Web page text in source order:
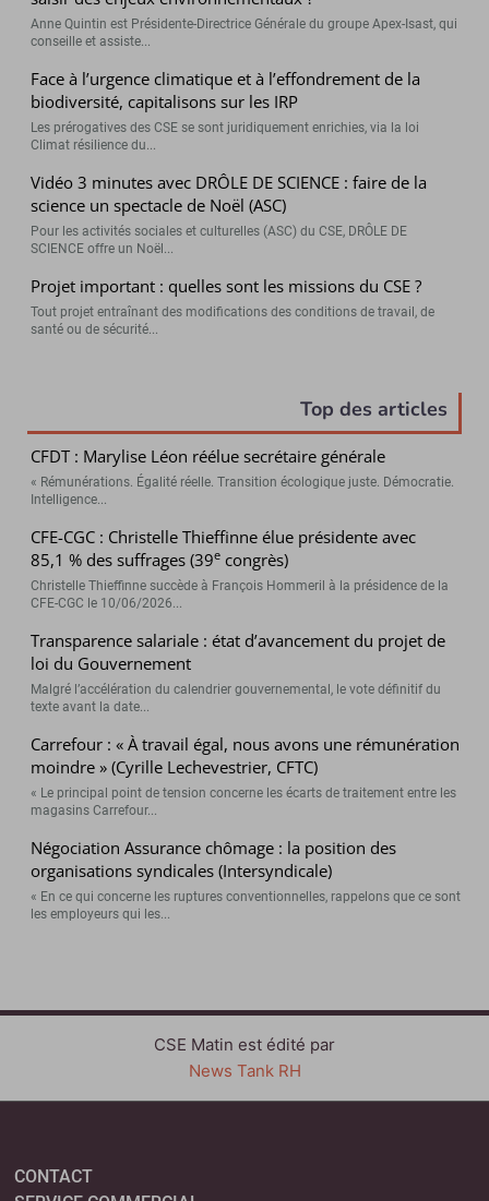
Anne Quintin est Présidente-Directrice Générale du groupe Apex-Isast, qui
conseille et assiste...
Face à l’urgence climatique et à l’effondrement de la
biodiversité, capitalisons sur les IRP
Les prérogatives des CSE se sont juridiquement enrichies, via la loi
Climat résilience du...
Vidéo 3 minutes avec DRÔLE DE SCIENCE : faire de la
science un spectacle de Noël (ASC)
Pour les activités sociales et culturelles (ASC) du CSE, DRÔLE DE
SCIENCE offre un Noël...
Projet important : quelles sont les missions du CSE ?
Tout projet entraînant des modifications des conditions de travail, de
santé ou de sécurité...
Top des articles
CFDT : Marylise Léon réélue secrétaire générale
« Rémunérations. Égalité réelle. Transition écologique juste. Démocratie.
Intelligence...
CFE-CGC : Christelle Thieffinne élue présidente avec
85,1 % des suffrages (39e congrès)
Christelle Thieffinne succède à François Hommeril à la présidence de la
CFE-CGC le 10/06/2026...
Transparence salariale : état d’avancement du projet de
loi du Gouvernement
Malgré l’accélération du calendrier gouvernemental, le vote définitif du
texte avant la date...
Carrefour : « À travail égal, nous avons une rémunération
moindre » (Cyrille Lechevestrier, CFTC)
« Le principal point de tension concerne les écarts de traitement entre les
magasins Carrefour...
Négociation Assurance chômage : la position des
organisations syndicales (Intersyndicale)
« En ce qui concerne les ruptures conventionnelles, rappelons que ce sont
les employeurs qui les...
CSE Matin est édité par
News Tank RH
CONTACT